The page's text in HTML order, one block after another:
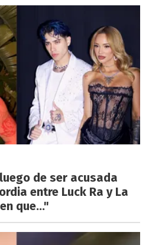
de ser acusada
entre Luck Ra y La
que..."